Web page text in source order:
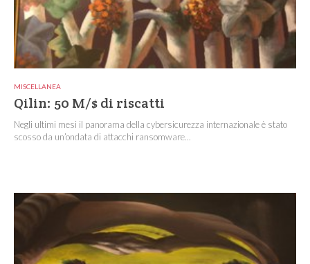
MISCELLANEA
Qilin: 50 M/$ di riscatti
Negli ultimi mesi il panorama della cybersicurezza internazionale è stato
scosso da un’ondata di attacchi ransomware...